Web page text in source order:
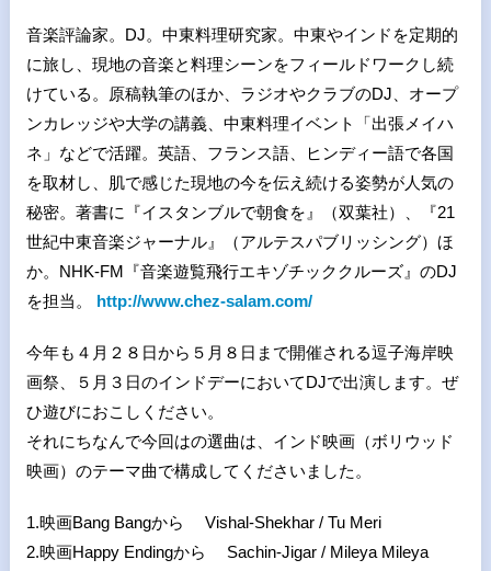
音楽評論家。DJ。中東料理研究家。中東やインドを定期的
に旅し、現地の音楽と料理シーンをフィールドワークし続
けている。原稿執筆のほか、ラジオやクラブのDJ、オープ
ンカレッジや大学の講義、中東料理イベント「出張メイハ
ネ」などで活躍。英語、フランス語、ヒンディー語で各国
を取材し、肌で感じた現地の今を伝え続ける姿勢が人気の
秘密。著書に『イスタンブルで朝食を』（双葉社）、『21
世紀中東音楽ジャーナル』（アルテスパブリッシング）ほ
か。NHK-FM『音楽遊覧飛行エキゾチッククルーズ』のDJ
を担当。 http://www.chez-salam.com/
今年も４月２８日から５月８日まで開催される逗子海岸映
画祭、５月３日のインドデーにおいてDJで出演します。ぜ
ひ遊びにおこしください。
それにちなんで今回はの選曲は、インド映画（ボリウッド
映画）のテーマ曲で構成してくださいました。
1.映画Bang Bangから Vishal-Shekhar / Tu Meri
2.映画Happy Endingから Sachin-Jigar / Mileya Mileya